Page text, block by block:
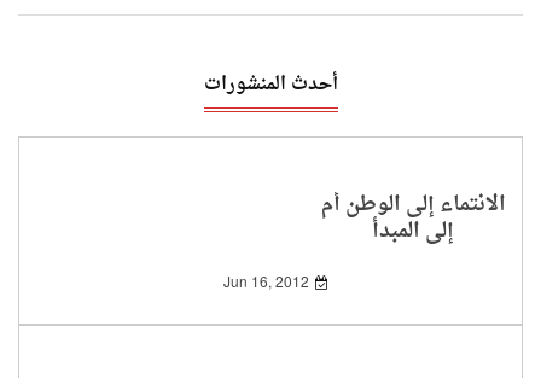
أحدث المنشورات
الانتماء إلى الوطن أم
إلى المبدأ
Jun 16, 2012